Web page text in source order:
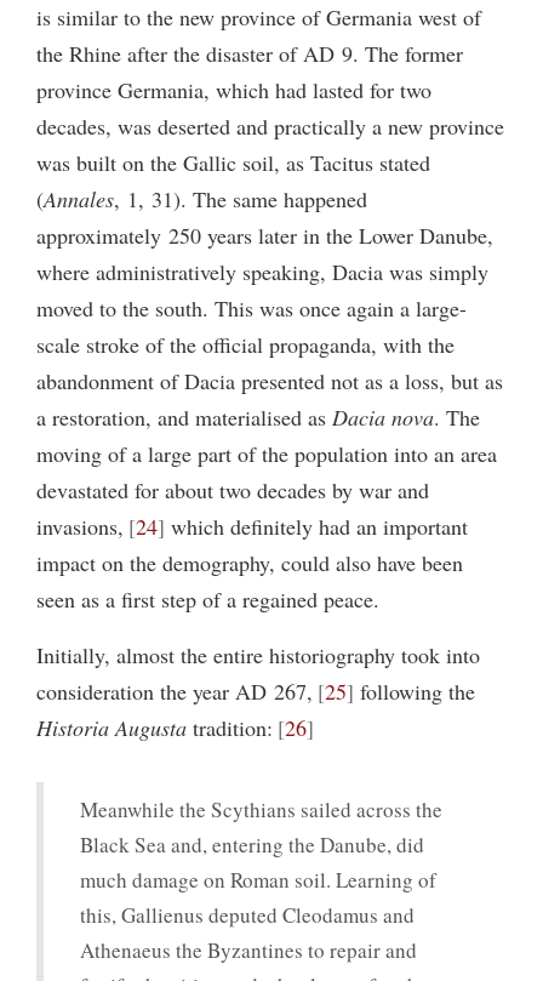
is similar to the new province of Germania west of
the Rhine after the disaster of AD 9. The former
province Germania, which had lasted for two
decades, was deserted and practically a new province
was built on the Gallic soil, as Tacitus stated
(Annales, 1, 31). The same happened
approximately 250 years later in the Lower Danube,
where administratively speaking, Dacia was simply
moved to the south. This was once again a large-
scale stroke of the official propaganda, with the
abandonment of Dacia presented not as a loss, but as
a restoration, and materialised as Dacia nova. The
moving of a large part of the population into an area
devastated for about two decades by war and
invasions, 24 which definitely had an important
impact on the demography, could also have been
seen as a first step of a regained peace.
Initially, almost the entire historiography took into
consideration the year AD 267, 25 following the
Historia Augusta tradition: 26
Meanwhile the Scythians sailed across the
Black Sea and, entering the Danube, did
much damage on Roman soil. Learning of
this, Gallienus deputed Cleodamus and
Athenaeus the Byzantines to repair and